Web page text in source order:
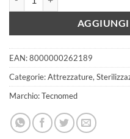
AGGIUNGI
EAN:8000000262189
Categorie:Attrezzature,
Marchio:Tecnomed